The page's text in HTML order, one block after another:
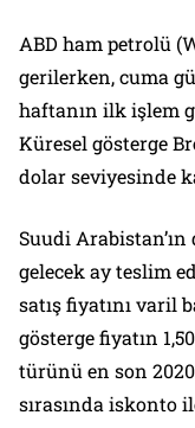
ABD ham petrolü
gerilerken, cuma
haftanın ilk işlem
Küresel gösterge
dolar seviyesinde
Suudi
gelecek ay teslim
satış fiyatını varil
gösterge fiyatın
türünü en son
sırasında iskonto